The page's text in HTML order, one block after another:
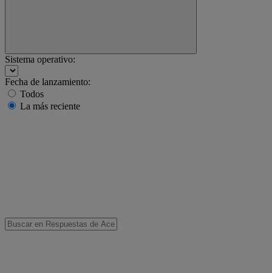
Sistema operativo:
Fecha de lanzamiento:
Todos
La más reciente